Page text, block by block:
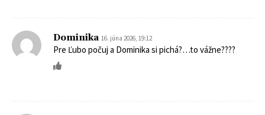
Dominika 16. júna 2026, 19:12
Pre Ľubo počuj a Dominika si pichá?…to vážne????